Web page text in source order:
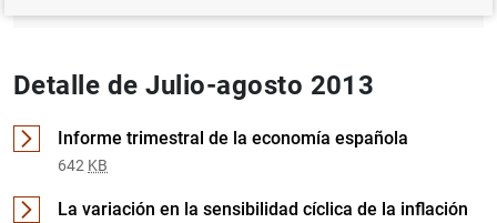
Detalle de Julio-agosto 2013
Informe trimestral de la economía española
642 KB
La variación en la sensibilidad cíclica de la inflación